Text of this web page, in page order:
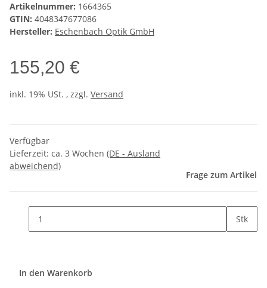
Artikelnummer: 1664365
GTIN: 4048347677086
Hersteller: Eschenbach Optik GmbH
155,20 €
inkl. 19% USt. , zzgl. Versand
Verfügbar
Lieferzeit: ca. 3 Wochen (DE - Ausland
abweichend)
Frage zum Artikel
Stk
In den Warenkorb